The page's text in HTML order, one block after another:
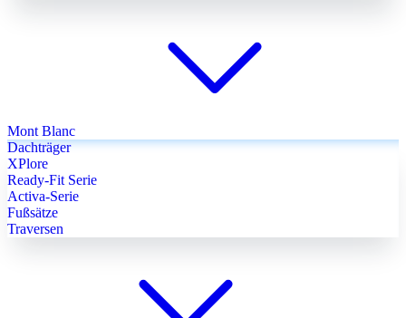
Mont Blanc
Dachträger
XPlore
Ready-Fit Serie
Activa-Serie
Fußsätze
Traversen